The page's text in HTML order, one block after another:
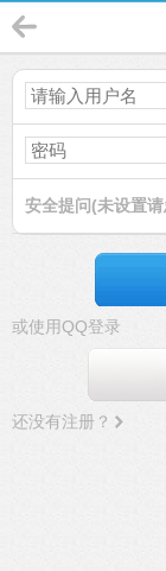
安全提问(未设置
或使用QQ登录
还没有注册？